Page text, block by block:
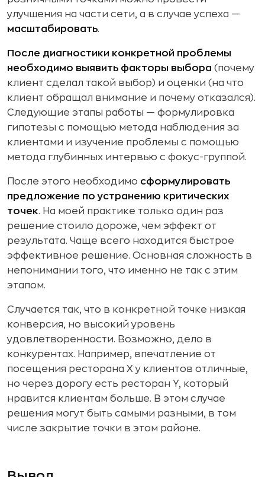
улучшения на части сети, а в случае успеха —
масштабировать.
После диагностики конкретной проблемы
необходимо выявить факторы выбора (почему
клиент сделал такой выбор) и оценки (на что
клиент обращал внимание и почему отказался).
Следующие этапы работы — формулировка
гипотезы с помощью метода наблюдения за
клиентами и изучение проблемы с помощью
метода глубинных интервью с фокус-группой.
После этого необходимо сформулировать
предложение по устранению критических
точек. На моей практике только один раз
решение стоило дороже, чем эффект от
результата. Чаще всего находится быстрое
эффективное решение. Основная сложность в
непонимании того, что именно не так с этим
этапом.
Случается так, что в конкретной точке низкая
конверсия, но высокий уровень
удовлетворенности. Возможно, дело в
конкурентах. Например, впечатление от
посещения ресторана Х у клиентов отличные,
но через дорогу есть ресторан Y, который
нравится клиентам больше. В этом случае
решения могут быть самыми разными, в том
числе закрытие точки в этом районе.